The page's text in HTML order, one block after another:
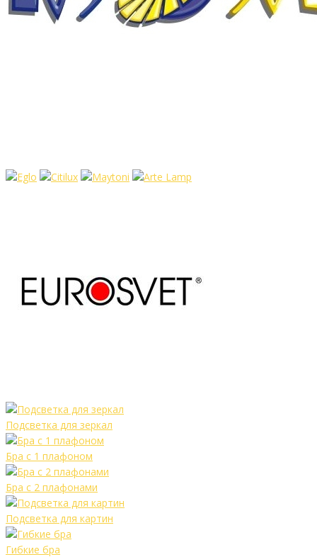
Подсветка для зеркал
Бра с 1 плафоном
Бра с 2 плафонами
Подсветка для картин
Гибкие бра